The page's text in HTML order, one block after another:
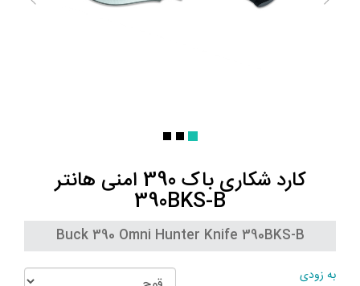
کارد شکاری باک 390 امنی هانتر
390BKS-B
Buck 390 Omni Hunter Knife 390BKS-B
به زودی